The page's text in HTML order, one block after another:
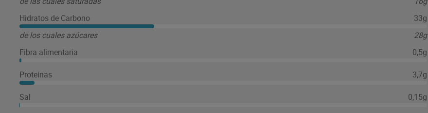
Hidratos de Carbono
33g
de los cuales azúcares
28g
Fibra alimentaria
0,5g
Proteínas 3,7g
Sal 0,15g